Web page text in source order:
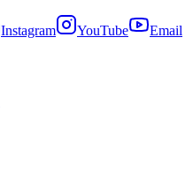
Instagram YouTube Email